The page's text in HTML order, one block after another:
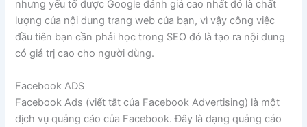
nhưng yếu tố được Google đánh giá cao nhất đó là chất
lượng của nội dung trang web của bạn, vì vậy công việc
đầu tiên bạn cần phải học trong SEO đó là tạo ra nội dung
có giá trị cao cho người dùng.
Facebook ADS
Facebook Ads (viết tắt của Facebook Advertising) là một
dịch vụ quảng cáo của Facebook. Đây là dạng quảng cáo